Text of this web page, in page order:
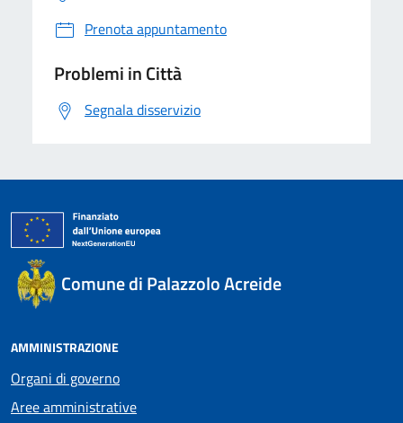
Prenota appuntamento
Problemi in Città
Segnala disservizio
Comune di Palazzolo Acreide
AMMINISTRAZIONE
Organi di governo
Aree amministrative